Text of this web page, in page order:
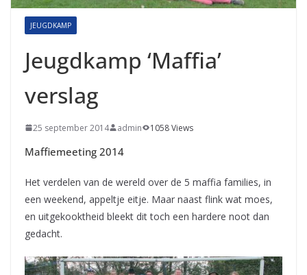
JEUGDKAMP
Jeugdkamp ‘Maffia’
verslag
25 september 2014 admin 1058 Views
Maffiemeeting 2014
Het verdelen van de wereld over de 5 maffia families, in
een weekend, appeltje eitje. Maar naast flink wat moes,
en uitgekooktheid bleekt dit toch een hardere noot dan
gedacht.